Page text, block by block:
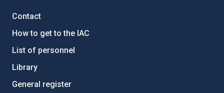
Contact
How to get to the IAC
List of personnel
Library
General register